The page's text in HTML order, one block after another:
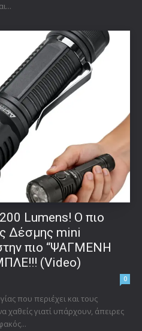
Lumens! Ο πιο
Δέσμης mini
πιο “ΨΑΓΜΕΝΗ
(Video)
0
που περιέχει και τους
χαθείς γιατί υπάρχουν, άπειρες